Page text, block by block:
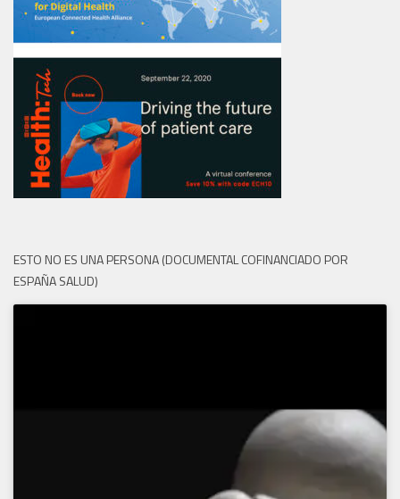
ESTO NO ES UNA PERSONA (DOCUMENTAL COFINANCIADO POR
ESPAÑA SALUD)